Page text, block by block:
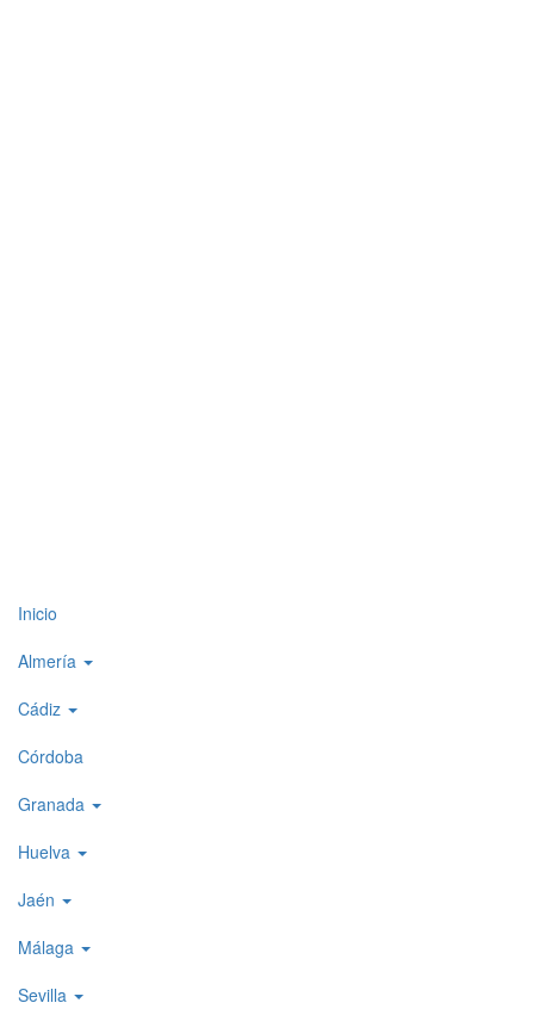
Top
level
1
Inicio
Almería
Cádiz
Córdoba
Granada
Huelva
Jaén
Málaga
Sevilla